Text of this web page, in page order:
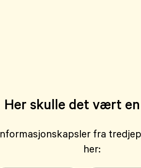
Her skulle det vært
fra
her: